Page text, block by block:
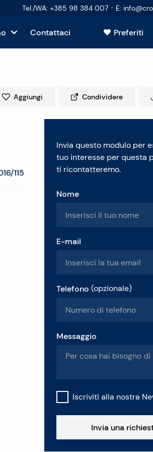
Tel./WA: +385 98 384 007 · E:
Contattaci Preferiti
115
Aggiungi Condividere
Invia questo modulo per
tuo interesse per questa
ti ricontatteremo.
Nome
E-mail
Telefono (opzionale)
Messaggio
Iscriviti alla nostra
Invia una